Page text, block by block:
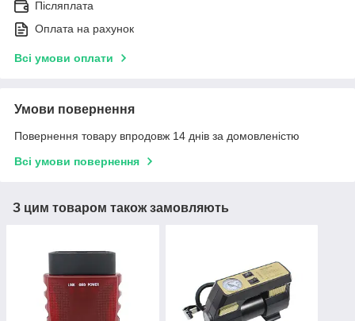
Післяплата
Оплата на рахунок
Всі умови оплати
Умови повернення
Повернення товару впродовж 14 днів за домовленістю
Всі умови повернення
З цим товаром також замовляють